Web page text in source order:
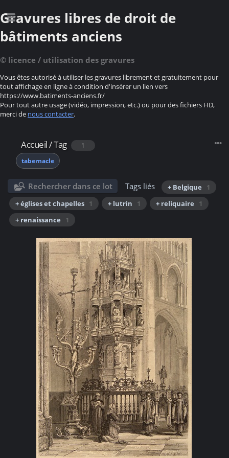
Gravures libres de droit de
bâtiments anciens
© licence / utilisation des gravures
Vous êtes autorisé à utiliser les gravures librement et gratuitement pour
tout affichage en ligne à condition d'insérer un lien vers
https://www.batiments-anciens.fr/
Pour tout autre usage (vidéo, impression, etc.) ou pour des fichiers HD,
merci de nous contacter.
Accueil/Tag
1
tabernacle
Rechercher dans ce lot Tags liés + Belgique
1
+ églises et chapelles 1 + lutrin 1 + reliquaire
1
+ renaissance
1